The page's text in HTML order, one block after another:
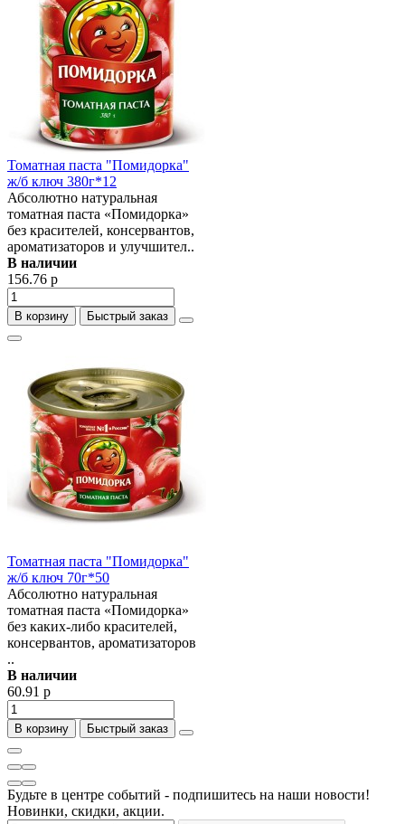
Томатная паста "Помидорка"
ж/б ключ 380г*12
Абсолютно натуральная
томатная паста «Помидорка»
без красителей, консервантов,
ароматизаторов и улучшител..
В наличии
156.76 р
В корзину Быстрый заказ
Томатная паста "Помидорка"
ж/б ключ 70г*50
Абсолютно натуральная
томатная паста «Помидорка»
без каких-либо красителей,
консервантов, ароматизаторов
..
В наличии
60.91 р
В корзину Быстрый заказ
Будьте в центре событий - подпишитесь на наши новости!
Новинки, скидки, акции.